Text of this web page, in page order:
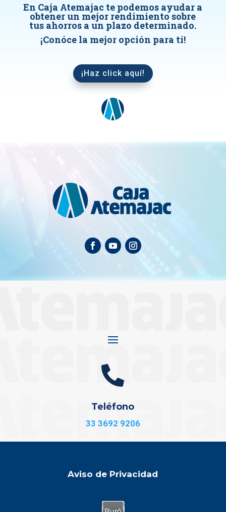
En Caja Atemajac te podemos ayudar a
obtener un mejor rendimiento sobre
tus ahorros a un plazo determinado.
¡Conóce la mejor opción para tí!
¡Haz click aquí!

Teléfono
33 3692 9206
Aviso de Privacidad